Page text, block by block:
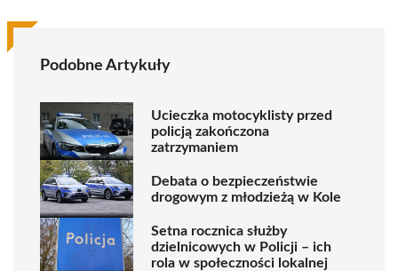
Podobne Artykuły
Ucieczka motocyklisty przed
policją zakończona
zatrzymaniem
Debata o bezpieczeństwie
drogowym z młodzieżą w Kole
Setna rocznica służby
dzielnicowych w Policji – ich
rola w społeczności lokalnej